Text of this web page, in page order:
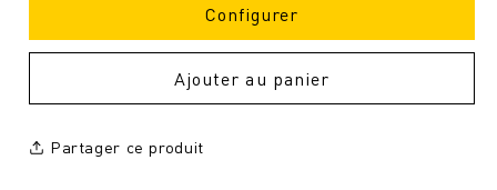
Configurer
Ajouter au panier
Partager ce produit